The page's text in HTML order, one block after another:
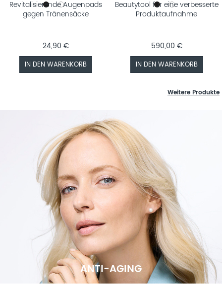
Revitalisierende Augenpads
gegen Tränensäcke
24,90 €
IN DEN WARENKORB
Beautytool für eine verbesserte
Produktaufnahme
590,00 €
IN DEN WARENKORB
Weitere Produkte
ANTI-AGING